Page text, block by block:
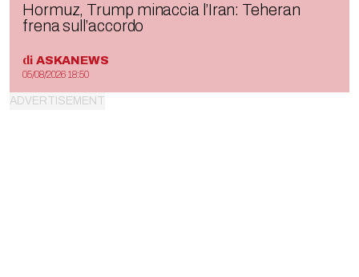
Hormuz, Trump minaccia l’Iran: Teheran
frena sull’accordo
di ASKANEWS
05/08/2026 18:50